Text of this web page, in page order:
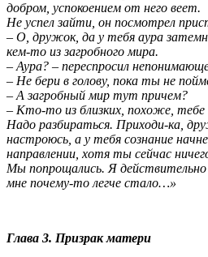
добром, успокоением от него веет.
Не успел зайти, он посмотрел
– О, дружок, да у тебя аура
кем-то из загробного мира.
– Аура? – переспросил
– Не бери в голову, пока ты не
– А загробный мир тут причем?
– Кто-то из близких, похоже,
Надо разбираться. Приходи-ка,
настроюсь, а у тебя сознание
направлении, хотя ты сейчас
Мы попрощались. Я действительно
мне почему-то легче стало…»
Глава 3. Призрак матери